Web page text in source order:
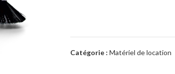
Catégorie : Matériel de location